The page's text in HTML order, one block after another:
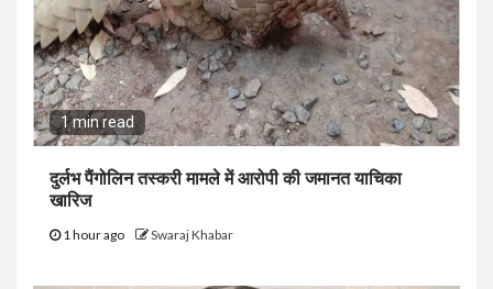
1 min read
दुर्लभ पैंगोलिन तस्करी मामले में आरोपी की जमानत याचिका
खारिज
1 hour ago Swaraj Khabar